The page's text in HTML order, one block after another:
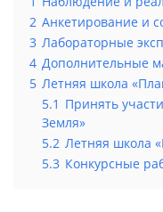
2 Анкетирование и
3 Лабораторные
4 Дополнительные
5 Летняя школа
5.1 Принять
Земля»
5.2 Летняя школа
5.3 Конкурсные